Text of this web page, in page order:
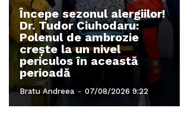
Începe sezonul alergiilor!
Dr. Tudor Ciuhodaru:
Polenul de ambrozie
crește la un nivel
periculos în această
perioadă
Bratu Andreea - 07/08/2026 9:22